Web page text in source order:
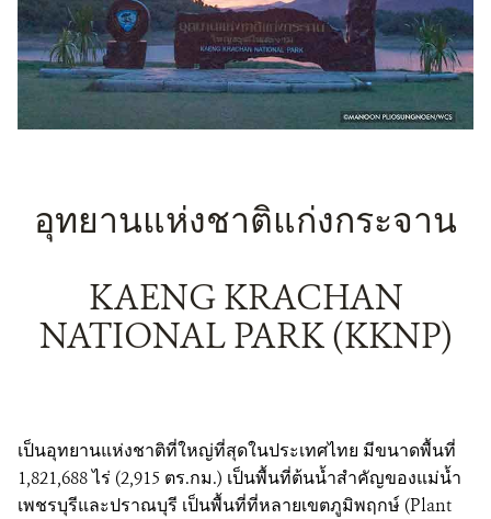
อุทยานแห่งชาติแก่งกระจาน
KAENG KRACHAN
NATIONAL PARK (KKNP)
เป็นอุทยานแห่งชาติที่ใหญ่ที่สุดในประเทศไทย มีขนาดพื้นที่
1,821,688 ไร่ (2,915 ตร.กม.) เป็นพื้นที่ต้นน้ำสำคัญของแม่น้ำ
เพชรบุรีและปราณบุรี เป็นพื้นที่ที่หลายเขตภูมิพฤกษ์ (Plant